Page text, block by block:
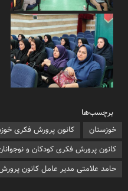
برچسب‌ها
خوزستان
کانون پرورش فکری
کانون پرورش فکری کودکان و
حامد علامتی مدیر عامل کانون